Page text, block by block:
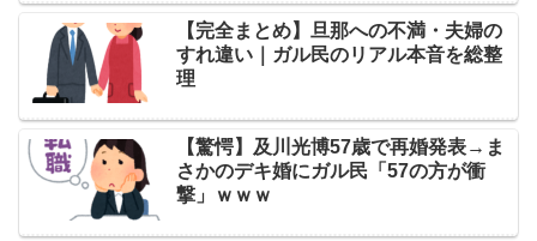
【完全まとめ】旦那への不満・夫婦の
すれ違い｜ガル民のリアル本音を総整
理
【驚愕】及川光博57歳で再婚発表→ま
さかのデキ婚にガル民「57の方が衝
撃」ｗｗｗ